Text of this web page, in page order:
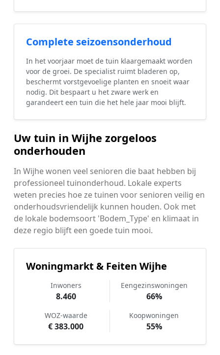
Complete seizoensonderhoud
In het voorjaar moet de tuin klaargemaakt worden
voor de groei. De specialist ruimt bladeren op,
beschermt vorstgevoelige planten en snoeit waar
nodig. Dit bespaart u het zware werk en
garandeert een tuin die het hele jaar mooi blijft.
Uw tuin in Wijhe zorgeloos
onderhouden
In Wijhe wonen veel senioren die baat hebben bij
professioneel tuinonderhoud. Lokale experts
weten precies hoe ze tuinen voor senioren veilig en
onderhoudsvriendelijk kunnen houden. Ook met
de lokale bodemsoort 'Bodem_Type' en klimaat in
deze regio blijft een goede tuin mooi.
Woningmarkt & Feiten Wijhe
Inwoners
8.460
Eengezinswoningen
66%
WOZ-waarde
€ 383.000
Koopwoningen
55%